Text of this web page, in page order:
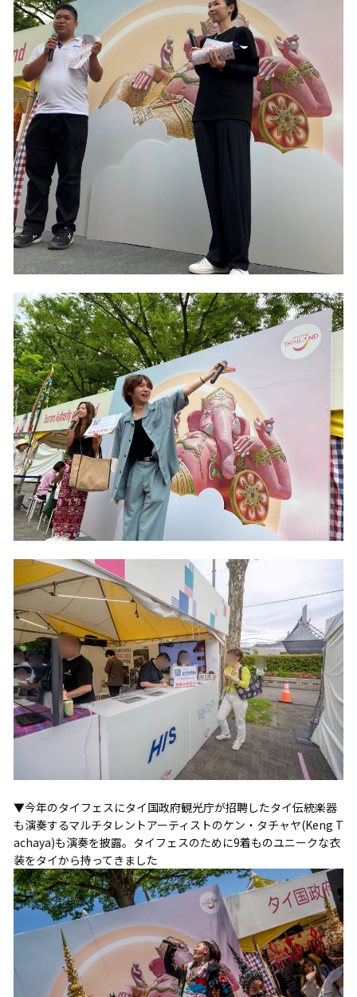
▼今年のタイフェスにタイ国政府観光庁が招聘したタイ伝統楽器
も演奏するマルチタレントアーティストのケン・タチャヤ(Keng T
achaya)も演奏を披露。タイフェスのために9着ものユニークな衣
装をタイから持ってきました